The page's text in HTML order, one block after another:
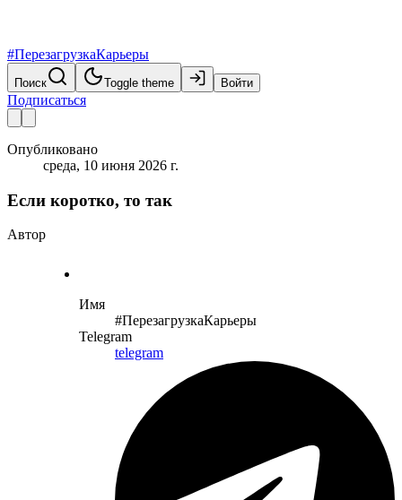
#ПерезагрузкаКарьеры
Поиск Toggle theme Войти
Подписаться
Опубликовано
среда, 10 июня 2026 г.
Если коротко, то так
Автор
Имя
#ПерезагрузкаКарьеры
Telegram
telegram